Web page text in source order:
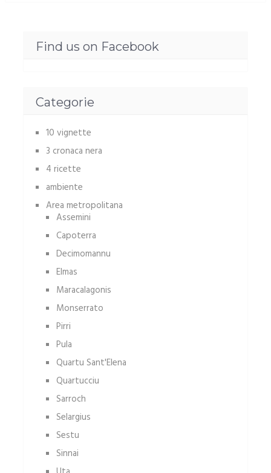
Find us on Facebook
Categorie
10 vignette
3 cronaca nera
4 ricette
ambiente
Area metropolitana
Assemini
Capoterra
Decimomannu
Elmas
Maracalagonis
Monserrato
Pirri
Pula
Quartu Sant'Elena
Quartucciu
Sarroch
Selargius
Sestu
Sinnai